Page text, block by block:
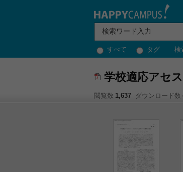
すべて タグ 検
学校適応アセ
閲覧数 1,637 ダウンロード数